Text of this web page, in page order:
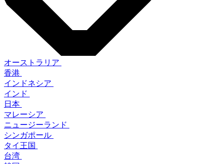
オーストラリア
香港
インドネシア
インド
日本
マレーシア
ニュージーランド
シンガポール
タイ王国
台湾